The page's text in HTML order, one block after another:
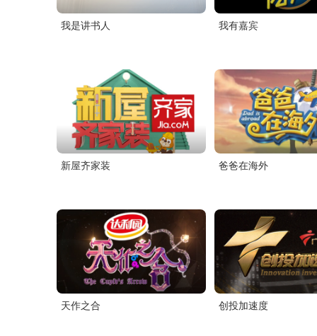
我是讲书人 我有嘉宾
新屋齐家装 爸爸在海外
天作之合 创投加速度